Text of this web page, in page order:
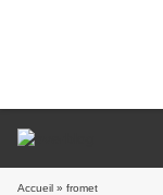
Accueil » fromet